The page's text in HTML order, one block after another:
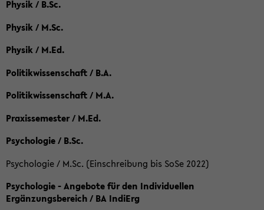
Physik / B.Sc.
Physik / M.Sc.
Physik / M.Ed.
Politikwissenschaft / B.A.
Politikwissenschaft / M.A.
Praxissemester / M.Ed.
Psychologie / B.Sc.
Psychologie / M.Sc. (Einschreibung bis SoSe 2022)
Psychologie - Angebote für den Individuellen
Ergänzungsbereich / BA IndiErg